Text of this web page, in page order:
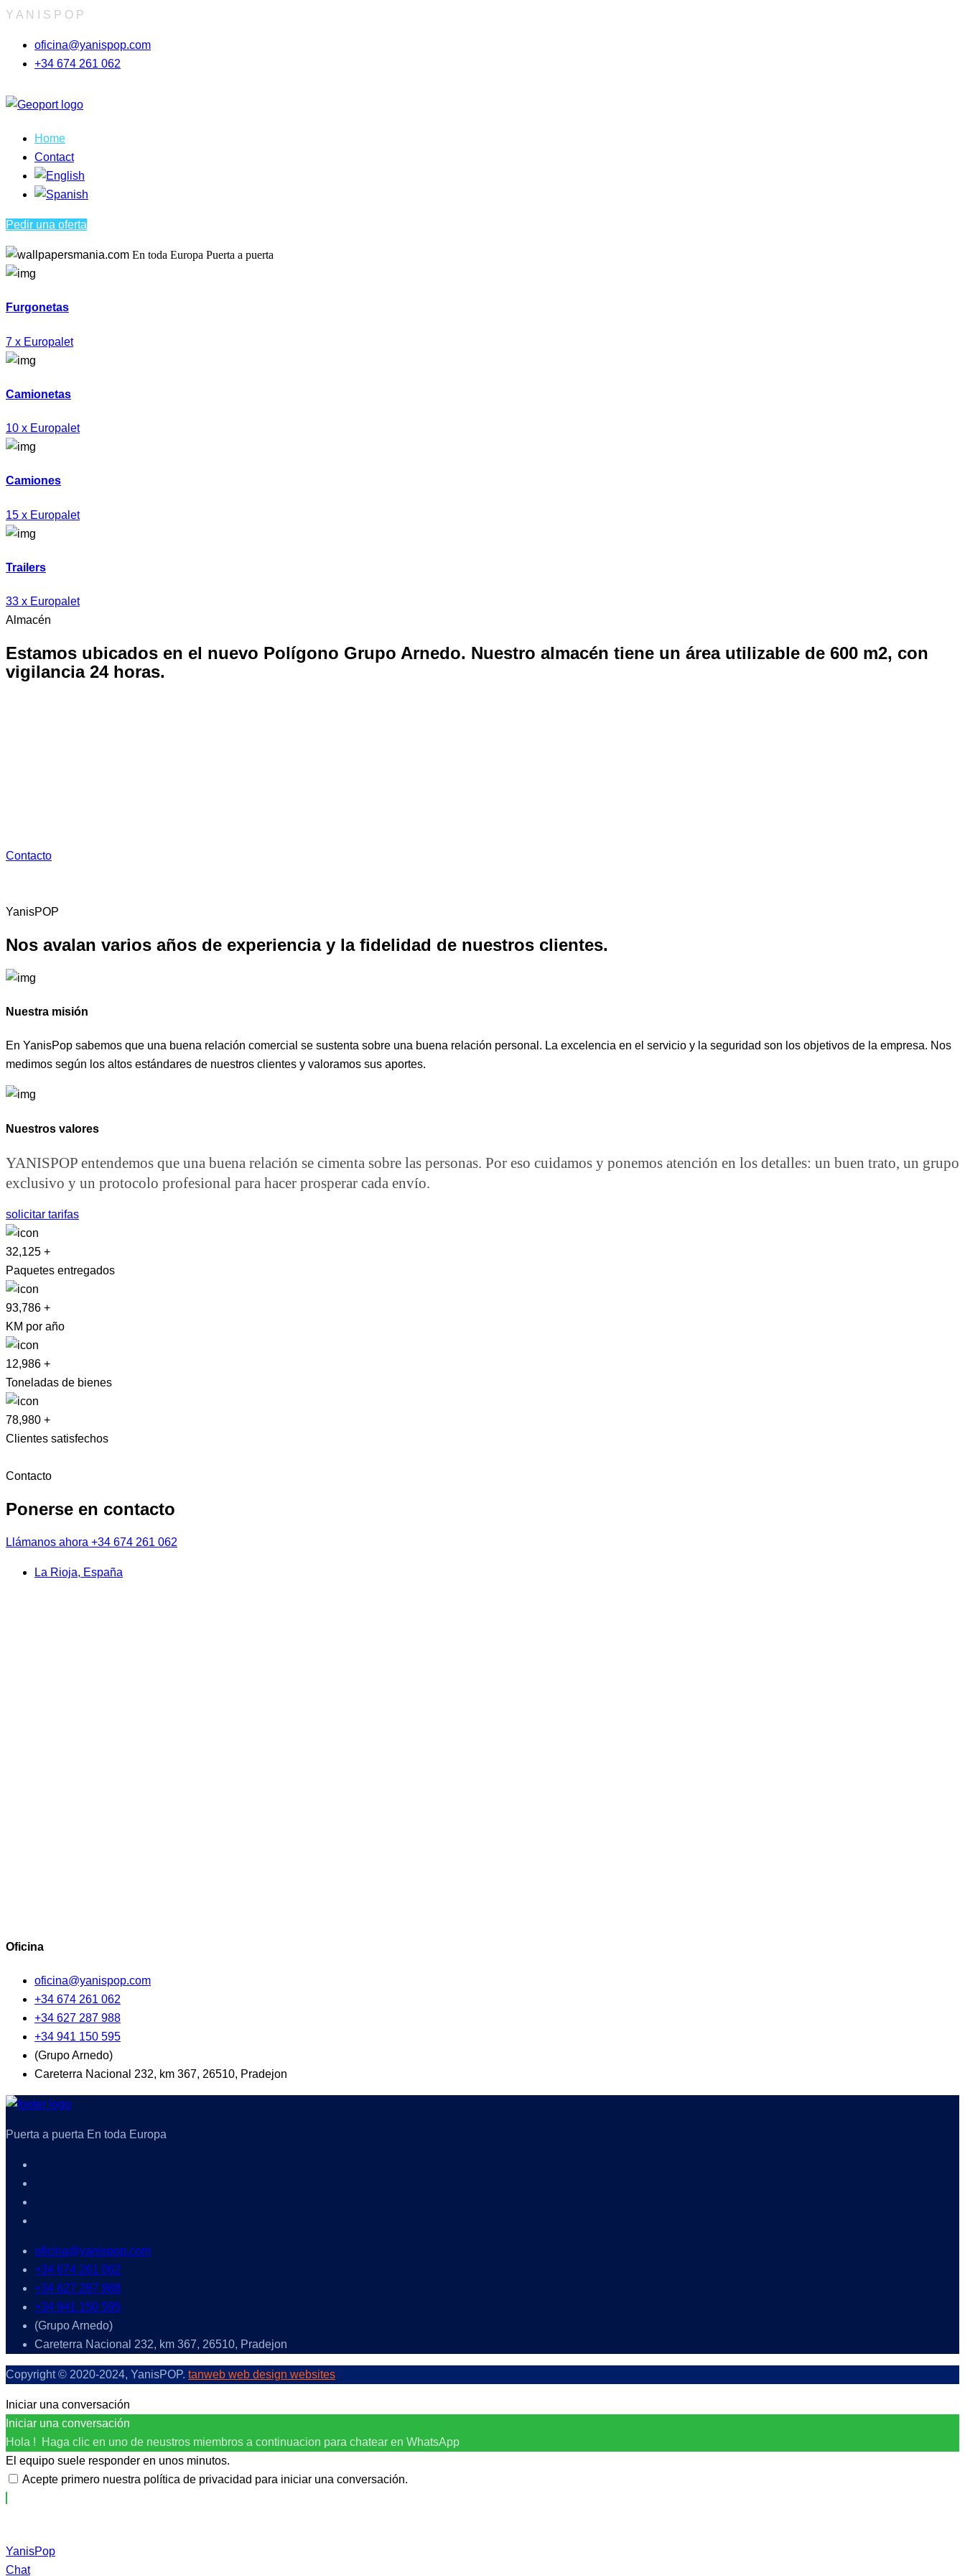
Y A N S P O P
oficina@yanispop.com
+34 674 261 062
Home
Contact
Pedir una oferta
En toda Europa Puerta a puerta
Furgonetas
7 x Europalet
Camionetas
10 x Europalet
Camiones
15 x Europalet
Trailers
33 x Europalet
Almacén
Estamos ubicados en el nuevo Polígono Grupo Arnedo. Nuestro almacén tiene un área utilizable de 600 m2, con
vigilancia 24 horas.
Contacto
YanisPOP
Nos avalan varios años de experiencia y la fidelidad de nuestros clientes.
Nuestra misión
En YanisPop sabemos que una buena relación comercial se sustenta sobre una buena relación personal. La excelencia en el servicio y la seguridad son los objetivos de la empresa. Nos
medimos según los altos estándares de nuestros clientes y valoramos sus aportes.
Nuestros valores
YANISPOP entendemos que una buena relación se cimenta sobre las personas. Por eso cuidamos y ponemos atención en los detalles: un buen trato, un grupo
exclusivo y un protocolo profesional para hacer prosperar cada envío.
solicitar tarifas
32,125 +
Paquetes entregados
93,786 +
KM por año
12,986 +
Toneladas de bienes
78,980 +
Clientes satisfechos
Contacto
Ponerse en contacto
Llámanos ahora +34 674 261 062
La Rioja, España
Oficina
oficina@yanispop.com
+34 674 261 062
+34 627 287 988
+34 941 150 595
(Grupo Arnedo)
Careterra Nacional 232, km 367, 26510, Pradejon
Puerta a puerta En toda Europa
oficina@yanispop.com
+34 674 261 062
+34 627 287 988
+34 941 150 595
(Grupo Arnedo)
Careterra Nacional 232, km 367, 26510, Pradejon
Copyright © 2020-2024, YanisPOP. tanweb web design websites
Iniciar una conversación
Iniciar una conversación
Hola ! Haga clic en uno de neustros miembros a continuacion para chatear en WhatsApp
El equipo suele responder en unos minutos.
Acepte primero nuestra política de privacidad para iniciar una conversación.
YanisPop
Chat